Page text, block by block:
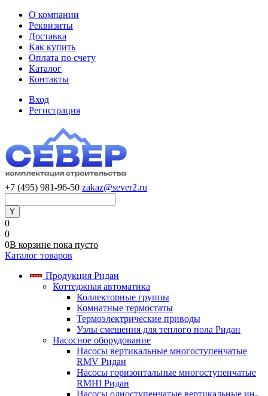
О компании
Реквизиты
Доставка
Как купить
Оплата по счету
Каталог
Контакты
Вход
Регистрация
+7 (495) 981-96-50 zakaz@sever2.ru
0
0
0В корзине пока пусто
Каталог товаров
Продукция Ридан
Коттеджная автоматика
Коллекторные группы
Комнатные термостаты
Термоэлектрические приводы
Узлы смешения для теплого пола Ридан
Насосное оборудование
Насосы вертикальные многоступенчатые
RMV Ридан
Насосы горизонтальные многоступенчатые
RMHI Ридан
Насосы одноступенчатые вертикальные ин-